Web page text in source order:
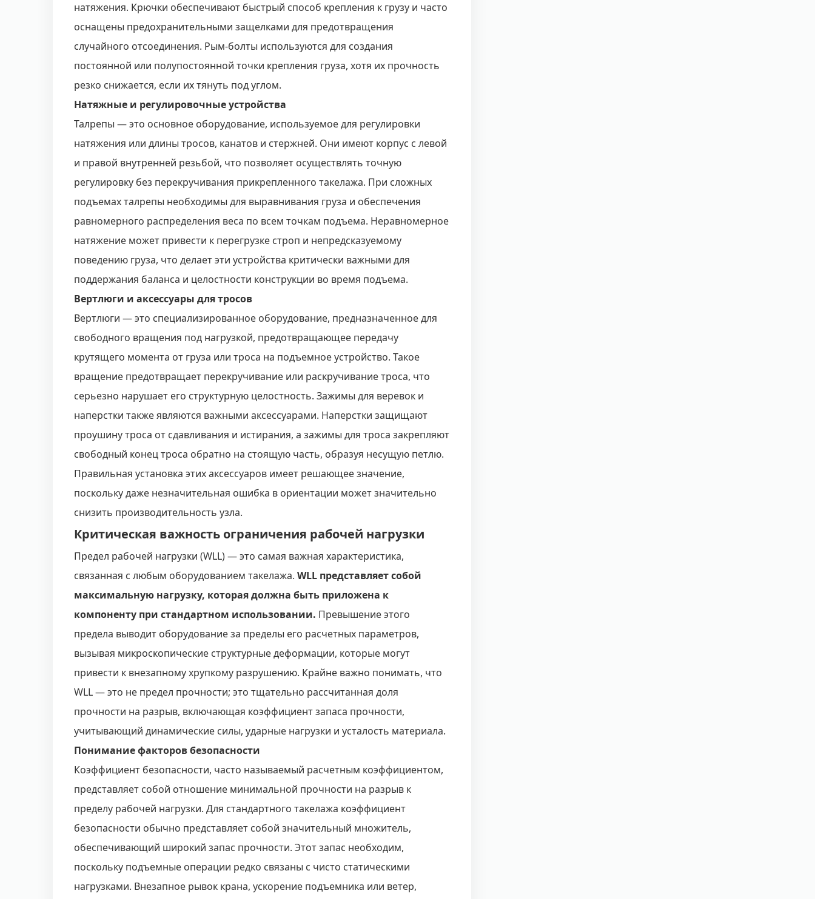
натяжения. Крючки обеспечивают быстрый способ крепления к грузу и часто
оснащены предохранительными защелками для предотвращения
случайного отсоединения. Рым-болты используются для создания
постоянной или полупостоянной точки крепления груза, хотя их прочность
резко снижается, если их тянуть под углом.
Натяжные и регулировочные устройства
Талрепы — это основное оборудование, используемое для регулировки
натяжения или длины тросов, канатов и стержней. Они имеют корпус с левой
и правой внутренней резьбой, что позволяет осуществлять точную
регулировку без перекручивания прикрепленного такелажа. При сложных
подъемах талрепы необходимы для выравнивания груза и обеспечения
равномерного распределения веса по всем точкам подъема. Неравномерное
натяжение может привести к перегрузке строп и непредсказуемому
поведению груза, что делает эти устройства критически важными для
поддержания баланса и целостности конструкции во время подъема.
Вертлюги и аксессуары для тросов
Вертлюги — это специализированное оборудование, предназначенное для
свободного вращения под нагрузкой, предотвращающее передачу
крутящего момента от груза или троса на подъемное устройство. Такое
вращение предотвращает перекручивание или раскручивание троса, что
серьезно нарушает его структурную целостность. Зажимы для веревок и
наперстки также являются важными аксессуарами. Наперстки защищают
проушину троса от сдавливания и истирания, а зажимы для троса закрепляют
свободный конец троса обратно на стоящую часть, образуя несущую петлю.
Правильная установка этих аксессуаров имеет решающее значение,
поскольку даже незначительная ошибка в ориентации может значительно
снизить производительность узла.
Критическая важность ограничения рабочей нагрузки
Предел рабочей нагрузки (WLL) — это самая важная характеристика,
связанная с любым оборудованием такелажа.WLL представляет собой
максимальную нагрузку, которая должна быть приложена к
компоненту при стандартном использовании. Превышение этого
предела выводит оборудование за пределы его расчетных параметров,
вызывая микроскопические структурные деформации, которые могут
привести к внезапному хрупкому разрушению. Крайне важно понимать, что
WLL — это не предел прочности; это тщательно рассчитанная доля
прочности на разрыв, включающая коэффициент запаса прочности,
учитывающий динамические силы, ударные нагрузки и усталость материала.
Понимание факторов безопасности
Коэффициент безопасности, часто называемый расчетным коэффициентом,
представляет собой отношение минимальной прочности на разрыв к
пределу рабочей нагрузки. Для стандартного такелажа коэффициент
безопасности обычно представляет собой значительный множитель,
обеспечивающий широкий запас прочности. Этот запас необходим,
поскольку подъемные операции редко связаны с чисто статическими
нагрузками. Внезапное рывок крана, ускорение подъемника или ветер,